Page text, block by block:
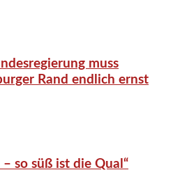
muss
Rand endlich ernst
so süß ist die Qual“